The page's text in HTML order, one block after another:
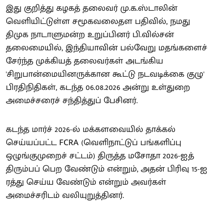
இது குறித்து கழகத் தலைவர் மு.க.ஸ்டாலின்
வெளியிட்டுள்ள சமூகவலைதள பதிவில், நமது
திமுக நாடாளுமன்ற உறுப்பினர் பி.வில்சன்
தலைமையில், இந்தியாவின் பல்வேறு மதங்களைச்
சேர்ந்த முக்கியத் தலைவர்கள் அடங்கிய
'சிறுபான்மையினருக்கான கூட்டு நடவடிக்கை குழு'
பிரதிநிதிகள், கடந்த 06.08.2026 அன்று உள்துறை
அமைச்சரைச் சந்தித்துப் பேசினர்.
கடந்த மார்ச் 2026-ல் மக்களவையில் தாக்கல்
செய்யப்பட்ட FCRA (வெளிநாட்டுப் பங்களிப்பு
ஒழுங்குமுறைச் சட்டம்) திருத்த மசோதா 2026-ஐத்
திரும்பப் பெற வேண்டும் என்றும், அதன் பிரிவு 15-ஐ
ரத்து செய்ய வேண்டும் என்றும் அவர்கள்
அமைச்சரிடம் வலியுறுத்தினர்.